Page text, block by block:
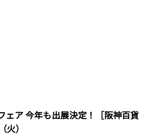
ェア 今年も出展決定！［阪神百貨
火）